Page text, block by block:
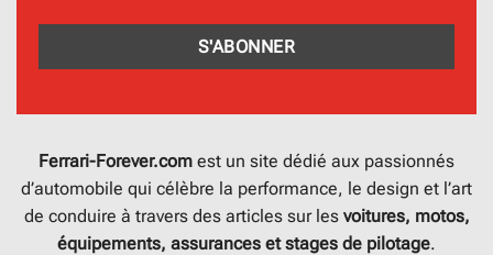
Ferrari-Forever.com est un site dédié aux passionnés
d’automobile qui célèbre la performance, le design et l’art
de conduire à travers des articles sur les voitures, motos,
équipements, assurances et stages de pilotage.